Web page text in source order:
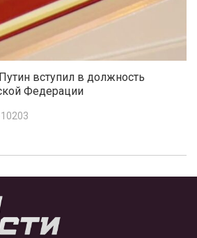
вступил в должность
Федерации
10203